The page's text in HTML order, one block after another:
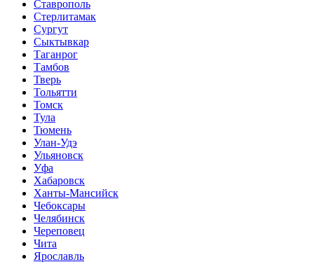
Ставрополь
Стерлитамак
Сургут
Сыктывкар
Таганрог
Тамбов
Тверь
Тольятти
Томск
Тула
Тюмень
Улан-Удэ
Ульяновск
Уфа
Хабаровск
Ханты-Мансийск
Чебоксары
Челябинск
Череповец
Чита
Ярославль